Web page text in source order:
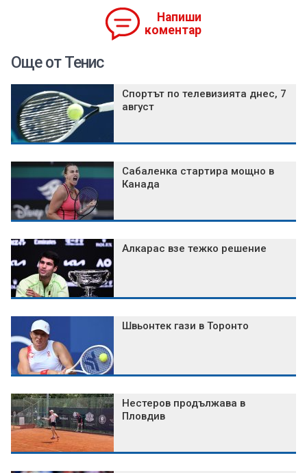
Напиши
коментар
Още от Тенис
Спортът по телевизията днес, 7
август
Сабаленка стартира мощно в
Канада
Алкарас взе тежко решение
Швьонтек гази в Торонто
Нестеров продължава в
Пловдив